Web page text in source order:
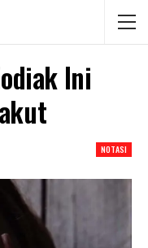
Ini
NOTASI